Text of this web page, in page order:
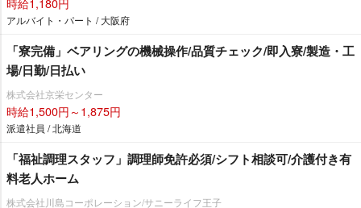
アルバイト・パート / 大阪府
「寮完備」ベアリングの機械操作/品質チェック/即入寮/製造・工
場/日勤/日払い
株式会社京栄センター
時給1,500円～1,875円
派遣社員 / 北海道
「福祉調理スタッフ」調理師免許必須/シフト相談可/介護付き有
料老人ホーム
株式会社川島コーポレーション/サニーライフ王子